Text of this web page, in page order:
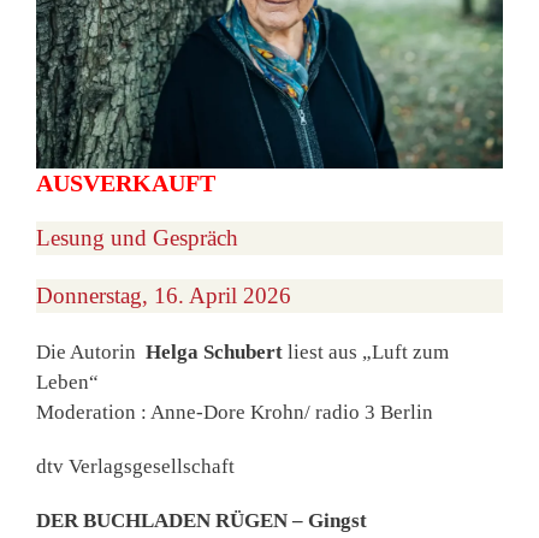
AUSVERKAUFT
Lesung und Gespräch
Donnerstag, 16. April 2026
Die Autorin Helga Schubert liest aus „Luft zum
Leben“
Moderation : Anne-Dore Krohn/ radio 3 Berlin
dtv Verlagsgesellschaft
DER BUCHLADEN RÜGEN – Gingst